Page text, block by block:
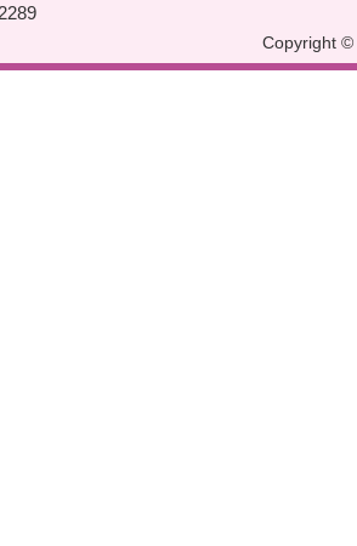
Copyright ©